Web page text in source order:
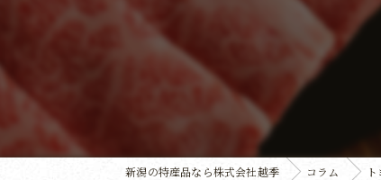
新潟の特産品なら株式会社越季 コラム